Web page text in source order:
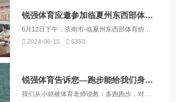
锐强体育应邀参加临夏州东西部体育协作工作座谈会
2024-06-15
6353
锐强体育告诉您—跑步能给我们身体带来什么好处